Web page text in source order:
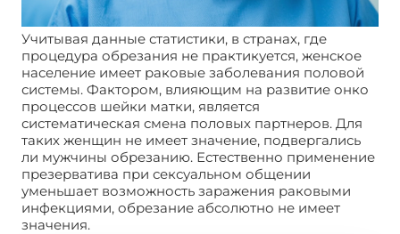
Учитывая данные статистики, в странах, где
процедура обрезания не практикуется, женское
население имеет раковые заболевания половой
системы. Фактором, влияющим на развитие онко
процессов шейки матки, является
систематическая смена половых партнеров. Для
таких женщин не имеет значение, подвергались
ли мужчины обрезанию. Естественно применение
презерватива при сексуальном общении
уменьшает возможность заражения раковыми
инфекциями, обрезание абсолютно не имеет
значения.